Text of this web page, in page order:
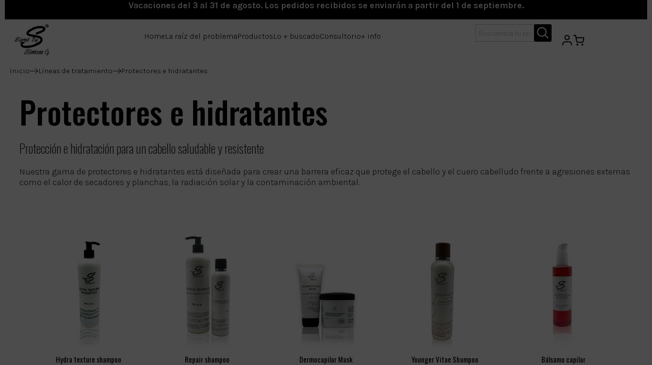
Vacaciones del 3 al 31 de agosto. Los pedidos recibidos se enviarán a partir del 1 de septiembre.
HomeLa raíz del problemaProductosLo + buscadoConsultorio+ info
Inicio Líneas de tratamiento Protectores e hidratantes
Protectores e hidratantes
Protección e hidratación para un cabello saludable y resistente
Nuestra gama de protectores e hidratantes está diseñada para crear una barrera eficaz que protege el cabello y el cuero cabelludo frente a agresiones externas
como el calor de secadores y planchas, la radiación solar y la contaminación ambiental.
Hydra texture shampoo Repair shampoo Dermocapilar Mask Younger Vitae Shampoo Bálsamo capilar